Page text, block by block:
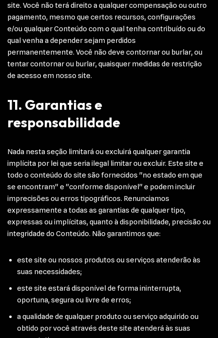
site. Você não terá direito a qualquer compensação ou outro
pagamento, mesmo que certos recursos, configurações
e/ou qualquer Conteúdo com o qual tenha contribuído ou do
qual venha a depender sejam perdidos
permanentemente. Você não deve contornar ou burlar, ou
tentar contornar ou burlar, quaisquer medidas de restrição
de acesso em nosso site.
11. Garantias e
responsabilidade
Nada nesta seção limitará ou excluirá qualquer garantia
implícita por lei que seria ilegal limitar ou excluir. Este site e
todo o conteúdo do site são fornecidos "no estado em que
se encontram" e "conforme disponível" e podem incluir
imprecisões ou erros tipográficos. Renunciamos
expressamente a todas as garantias de qualquer tipo,
expressas ou implícitas, quanto à disponibilidade, precisão ou
integridade do Conteúdo. Não garantimos que:
este site ou nossos produtos ou serviços atenderão às
suas necessidades;
este site estará disponível de forma ininterrupta,
oportuna, segura ou livre de erros;
a qualidade de qualquer produto ou serviço adquirido ou
obtido por você através deste site atenderá às suas